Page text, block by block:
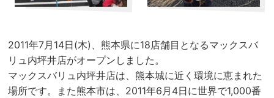
2011年7月14日(木)、熊本県に18店舗目となるマックスバ
リュ内坪井店がオープンしました。
マックスバリュ内坪井店は、熊本城に近く環境に恵まれた
場所です。また熊本市は、2011年6月4日に世界で1,000番